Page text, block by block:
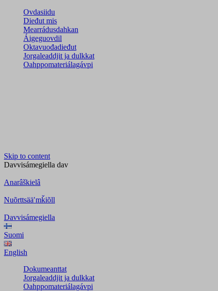
Ovdasiidu
Dieđut mis
Mearrádusdahkan
Áigeguovdil
Oktavuođadieđut
Jorgaleaddjit ja dulkkat
Oahppomateriálagávpi
Skip to content
Davvisámegiella dav
Anarâškielâ
Nuõrttsääʹmǩiõll
Davvisámegiella
Suomi
English
Dokumeanttat
Jorgaleaddjit ja dulkkat
Oahppomateriálagávpi